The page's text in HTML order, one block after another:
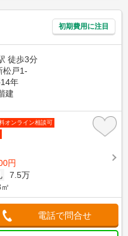
初期費用に注目
徒歩3分
松戸1-
年
建
オンライン相談可
円
7.5万
電話で問合せ